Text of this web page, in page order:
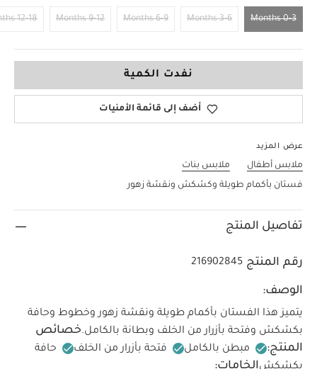
0-3 Months
3-6 Months
6-9 Months
9-12 Months
12-18 Months
نفدت الكمية
أضف إلى قائمة الأمنيات
عرض المزيد
ملابس أطفال
ملابس بنات
فستان بأكمام طويلة وكشكش ونقشة زهور
تفاصيل المنتج
رقم المنتج 216902845
الوصف:
يتميز هذا الفستان بأكمام طويلة ونقشة زهور وخطوط وحافة
بكشكش وفتحة بأزرار من الخلف وبطانة بالكامل.خصائص
المنتج:
مبطن بالكامل فتحة بأزرار من الخلف
حافة
الخامات: